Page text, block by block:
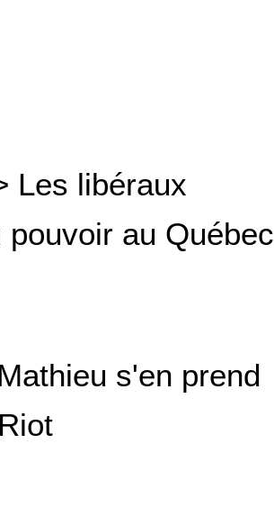
Les libéraux
au Québec
s'en prend